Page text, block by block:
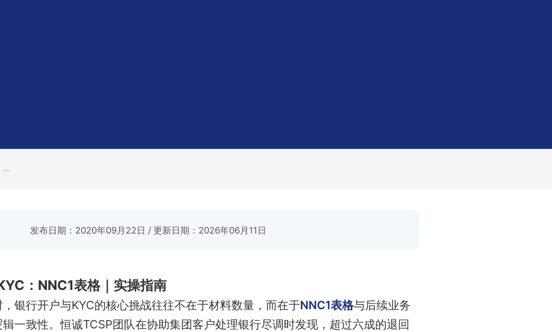
...
发布日期：2020年09月22日 / 更新日期：2026年06月11日
：NNC1表格｜实操指南
银行开户与KYC的核心挑战往往不在于材料数量，而在于NNC1表格与后续业务
一致性。恒诚TCSP团队在协助集团客户处理银行尽调时发现，超过六成的退回